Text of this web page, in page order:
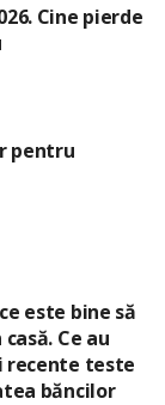
Cine pierde
pentru
este bine să
Ce au
recente teste
băncilor